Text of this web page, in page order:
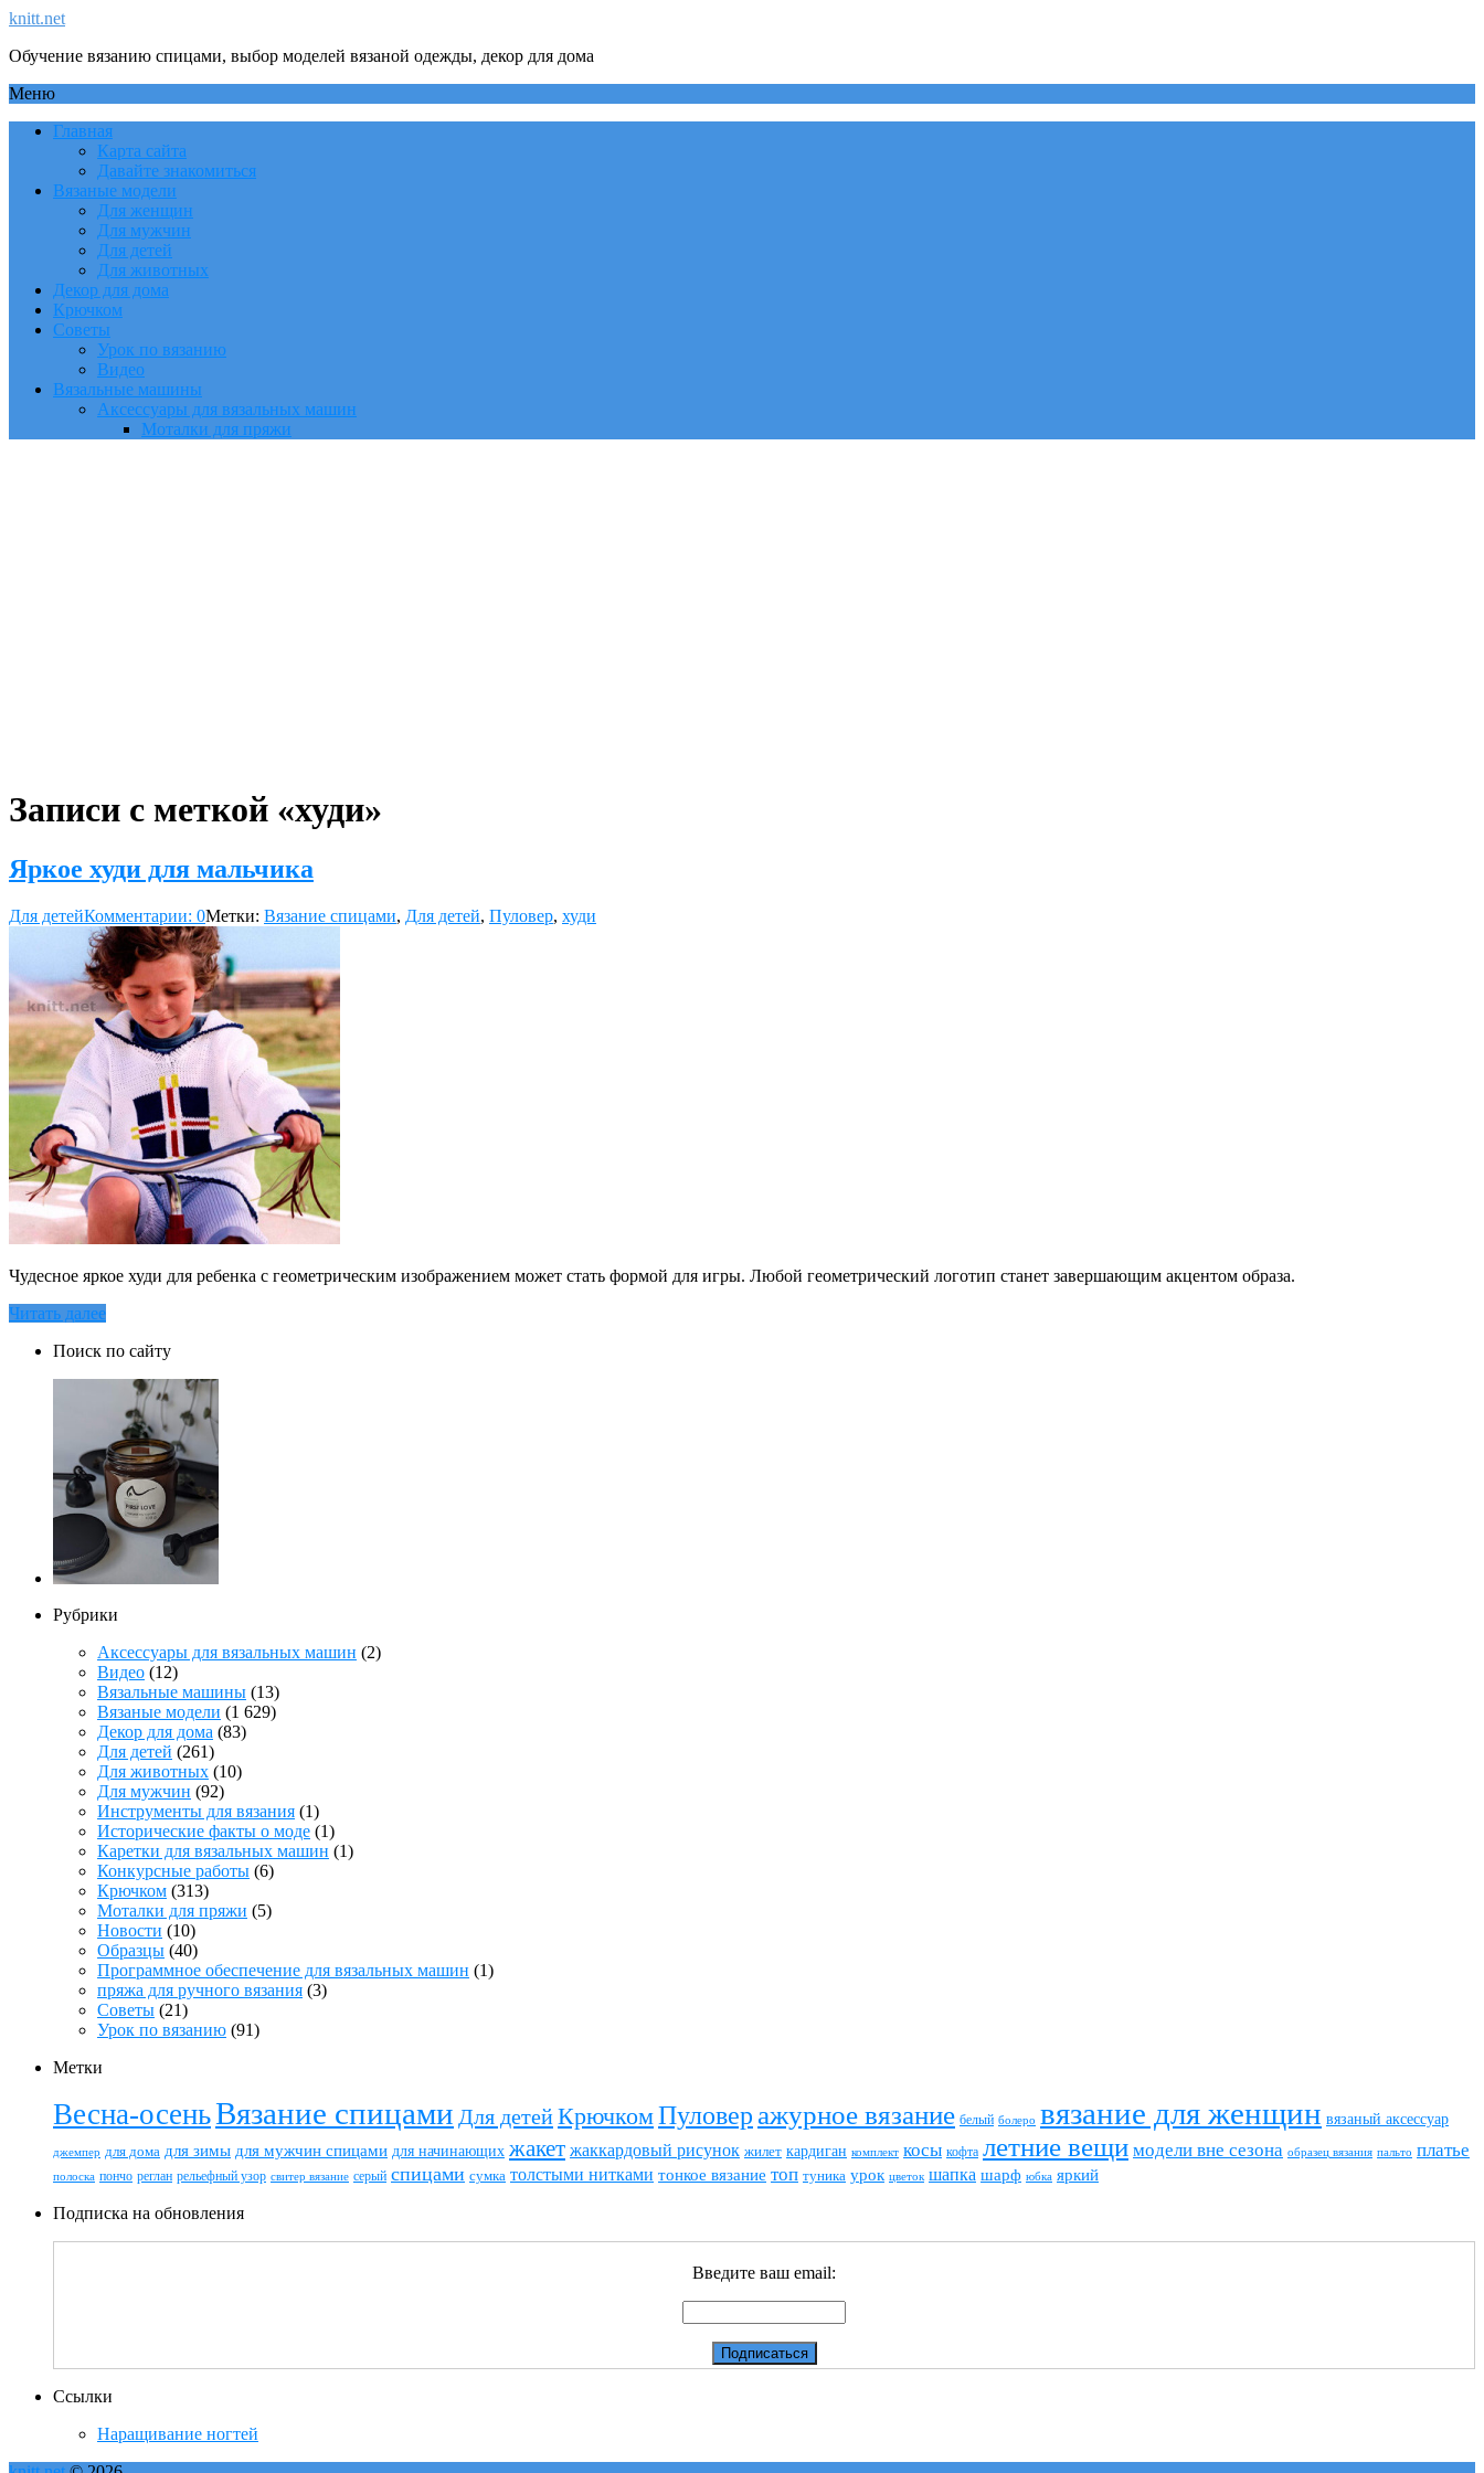
knitt.net
Обучение вязанию спицами, выбор моделей вязаной одежды, декор для дома
Меню
Главная
Карта сайта
Давайте знакомиться
Вязаные модели
Для женщин
Для мужчин
Для детей
Для животных
Декор для дома
Крючком
Советы
Урок по вязанию
Видео
Вязальные машины
Аксессуары для вязальных машин
Моталки для пряжи
Записи с меткой «худи»
Яркое худи для мальчика
Для детейКомментарии: 0Метки: Вязание спицами, Для детей, Пуловер, худи
Чудесное яркое худи для ребенка с геометрическим изображением может стать формой для игры. Любой геометрический логотип станет завершающим акцентом образа.
Читать далее
Поиск по сайту
Рубрики
Аксессуары для вязальных машин (2)
Видео (12)
Вязальные машины (13)
Вязаные модели (1 629)
Декор для дома (83)
Для детей (261)
Для животных (10)
Для мужчин (92)
Инструменты для вязания (1)
Исторические факты о моде (1)
Каретки для вязальных машин (1)
Конкурсные работы (6)
Крючком (313)
Моталки для пряжи (5)
Новости (10)
Образцы (40)
Программное обеспечение для вязальных машин (1)
пряжа для ручного вязания (3)
Советы (21)
Урок по вязанию (91)
Метки
Весна-осеньВязание спицами Для детейКрючкомПуловер ажурное вязание белый болеро вязание для женщин вязаный аксессуар
джемпер для дома для зимы для мужчин спицами для начинающих жакет жаккардовый рисунок жилет кардиган комплект косы кофта летние вещи модели вне сезона образец вязания пальто платье
полоска пончо реглан рельефный узор свитер вязание серый спицами сумка толстыми нитками тонкое вязание топ туника урок цветок шапка шарф юбка яркий
Подписка на обновления
Введите ваш email:
Ссылки
Наращивание ногтей